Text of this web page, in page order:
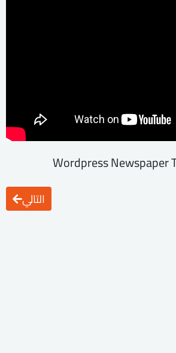
Wordpress Newspaper
التالي